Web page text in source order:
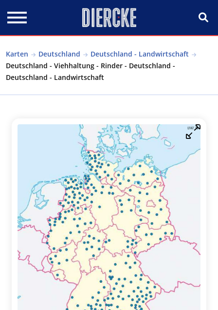
Karten Deutschland
Deutschland - Landwirtschaft
Deutschland - Viehhaltung - Rinder - Deutschland -
Deutschland - Landwirtschaft